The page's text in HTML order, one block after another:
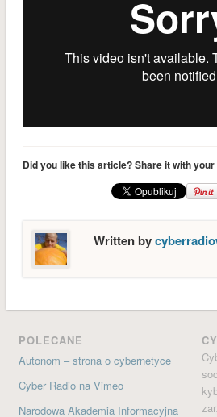
styczeń 2017
wrzesień 2016
maj 2016
kwiecień 2016
luty 2016
styczeń 2016
KATEGORIE
Did you like this article? Share it with
Written by
POLECANE
Autonom – strona o cybernetyce
Cyber Radio na Vimeo
Narodowa Akademia Informacyjna